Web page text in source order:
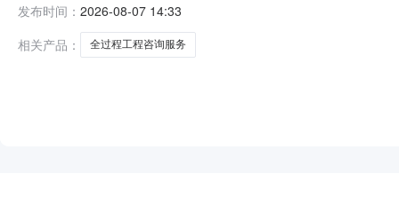
设项目全过程工程咨询服务采购方式：竞争性磋商预算
额（元
发布时间： 2026-08-07 14:33
相关产品：
全过程工程咨询服务